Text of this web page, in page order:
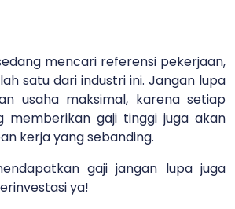
mencari referensi pekerjaan,
satu dari industri ini. Jangan lupa
usaha maksimal, karena setiap
memberikan gaji tinggi juga akan
kerja yang sebanding.
gaji jangan lupa juga
ya!